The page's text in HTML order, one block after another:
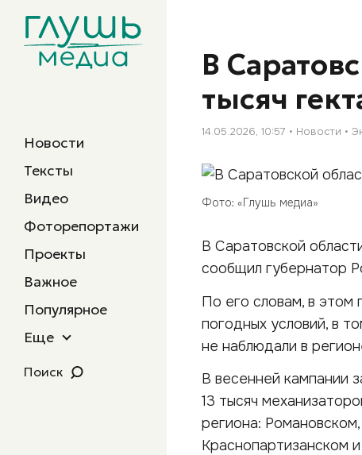
Новости
Тексты
Видео
Фоторепортажи
Проекты
Важное
Популярное
Еще
Поиск
В
тысяч
14.05.2026, 10:57 Новости
Фото: «Глушь медиа»
В Саратовской
сообщил губернатор
По его словам, в этом
погодных условий, в
не наблюдали в
В весенней кампании
13 тысяч
региона:
Краснопартизанском